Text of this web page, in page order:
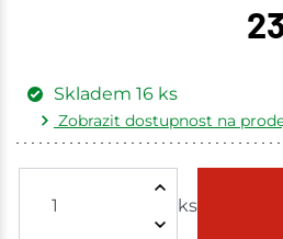
ks
Skladem 16 ks
Zobrazit dostupnost na
Skladem - ihned k odeslání